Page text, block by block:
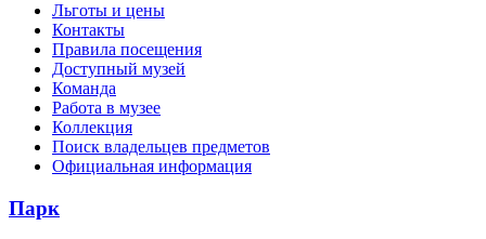
Льготы и цены
Контакты
Правила посещения
Доступный музей
Команда
Работа в музее
Коллекция
Поиск владельцев предметов
Официальная информация
Парк